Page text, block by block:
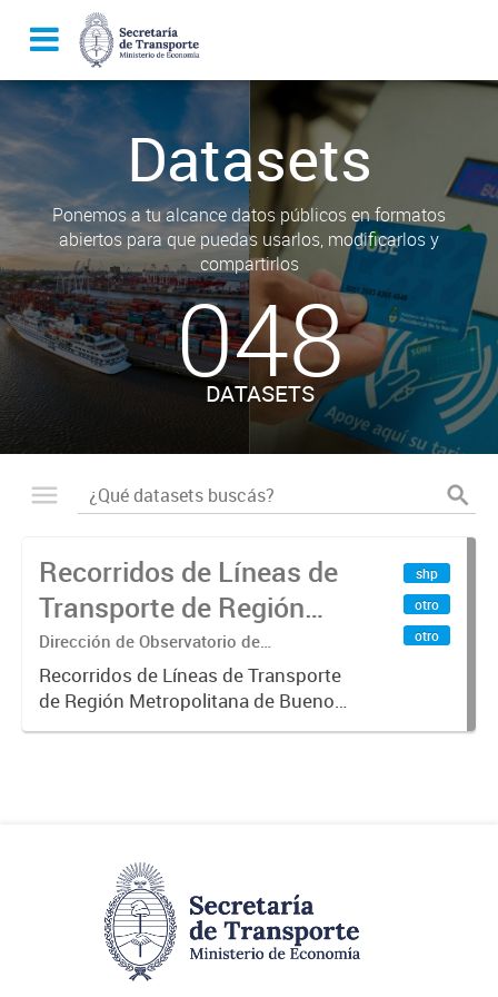
Datasets
Ponemos a tu alcance datos públicos en formatos
abiertos para que puedas usarlos, modificarlos y
compartirlos
048
DATASETS
Recorridos de Líneas de
Transporte de Región
Metropolitana de
Buenos Aires (RMBA)
Dirección de Observatorio de
Transporte, Estudio y Sistemas
Recorridos de Líneas de Transporte
de Región Metropolitana de Buenos
Aires (RMBA).-
shp
otro
otro